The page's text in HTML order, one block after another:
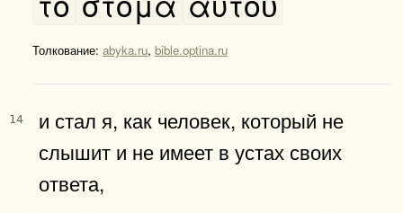
Толкование: abyka.ru, bible.optina.ru
14
и стал я, как человек, который не
слышит и не имеет в устах своих
ответа,